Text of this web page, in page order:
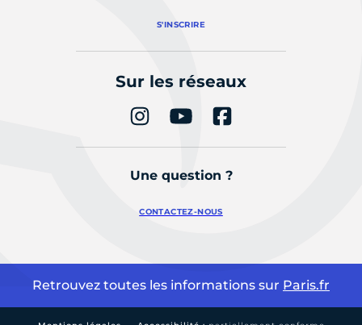
S'INSCRIRE
Sur les réseaux
Une question ?
CONTACTEZ-NOUS
Retrouvez toutes les informations sur Paris.fr